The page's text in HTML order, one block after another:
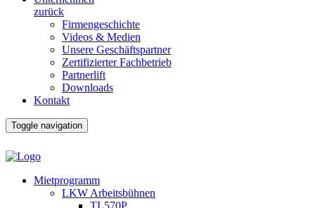
zurück
Firmengeschichte
Videos & Medien
Unsere Geschäftspartner
Zertifizierter Fachbetrieb
Partnerlift
Downloads
Kontakt
Toggle navigation
Mietprogramm
LKW Arbeitsbühnen
TL570P